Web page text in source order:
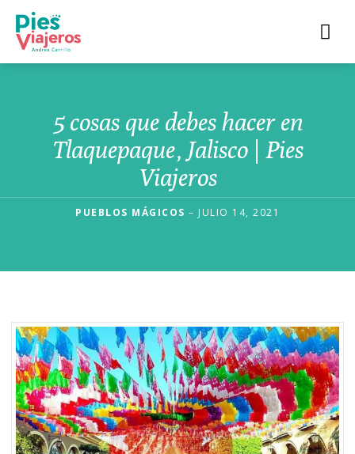
5 cosas que debes hacer en
Tlaquepaque, Jalisco | Pies
Viajeros
PUEBLOS MÁGICOS – JULIO 14, 2021